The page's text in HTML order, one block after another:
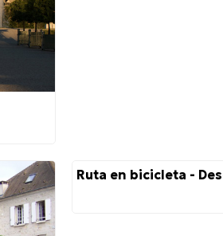
Ruta en bicicleta -